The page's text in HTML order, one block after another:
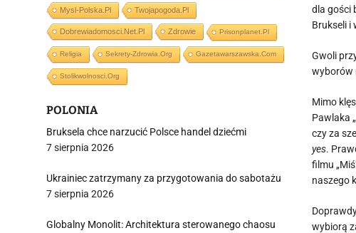
dla gości
Brukseli i
Gwoli
wyborów
Mimo
Pawlaka
czy za
yes.
filmu
naszego
wybiorą
Mysl-Polska.pl Twojapogoda.pl
Dobrewiadomosci.net.pl Zdrowie Prisonplanet.pl
Religia Sekrety-Zdrowia.org Gazetawarszawska.com
Stolikwolnosci.org
POLONIA
Bruksela chce narzucić Polsce handel dziećmi
7 sierpnia 2026
Ukrainiec zatrzymany za przygotowania do sabotażu
7 sierpnia 2026
Globalny Monolit: Architektura sterowanego chaosu